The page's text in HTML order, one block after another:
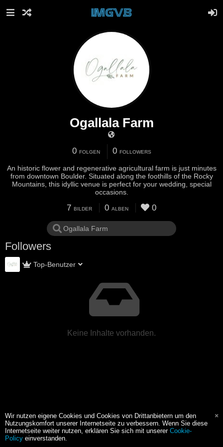
Ogallala Farm
0 FOLGEN 0 FOLLOWERS
An historic flower and regenerative agricultural farm is just minutes
from downtown Boulder. Situated along the foothills of the Rocky
Mountains, this idyllic venue is perfect for your wedding, special
occasions.
7 BILDER 0 ALBEN 0
Followers
Top-Benutzer
Keine Inhalte vorhanden.
Wir nutzen eigene Cookies und Cookies von Drittanbietern um den
Nutzungskomfort unserer Internetseite zu verbessern. Wenn Sie diese
Internetseite weiter nutzen, erklären Sie sich mit unserer Cookie-
Policy einverstanden.